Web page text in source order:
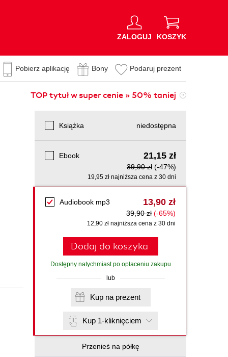
ZALOGUJ KOSZYK
Pobierz aplikację Bony Podaruj prezent
TOP tytuł w super cenie » 50% taniej
Książka niedostępna
Ebook 21,15 zł
39,90 zł (-47%)
19,95 zł najniższa cena z 30 dni
Audiobook mp3 13,90 zł
39,90 zł (-65%)
12,90 zł najniższa cena z 30 dni
Dodaj do koszyka
Dostępny natychmiast po opłaceniu zakupu
lub
Kup na prezent
Kup 1-kliknięciem
Przenieś na półkę